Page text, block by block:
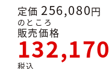
定価 256,080
のところ
販売価格
132,170
税込